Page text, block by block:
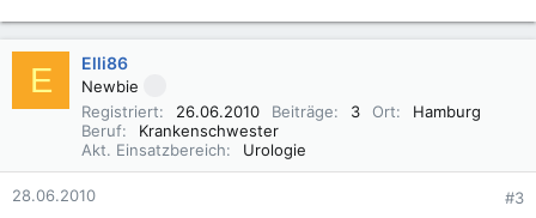
E Elli86
Newbie
Registriert
26.06.2010 Beiträge 3 Ort
Hamburg
Beruf
Krankenschwester
Akt. Einsatzbereich
Urologie
28.06.2010 #3